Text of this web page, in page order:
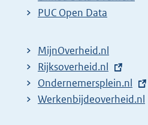
r
l
i
n
k
PUC Open Data
MijnOverheid.nl
E
x
t
Rijksoverheid.nl
E
x
Ondernemersplein.nl
E
Werkenbijdeoverheid.nl